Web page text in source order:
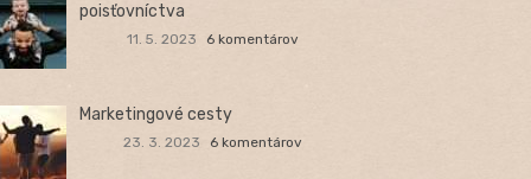
poisťovníctva
11. 5. 2023 6 komentárov
Marketingové cesty
23. 3. 2023 6 komentárov